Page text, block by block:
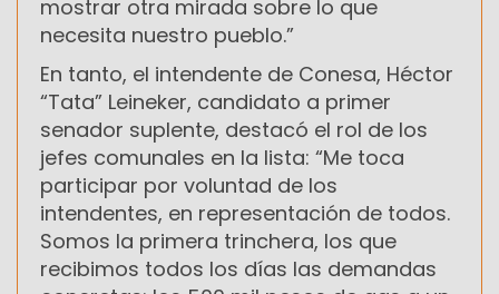
mostrar otra mirada sobre lo que
necesita nuestro pueblo.”
En tanto, el intendente de Conesa, Héctor
“Tata” Leineker, candidato a primer
senador suplente, destacó el rol de los
jefes comunales en la lista: “Me toca
participar por voluntad de los
intendentes, en representación de todos.
Somos la primera trinchera, los que
recibimos todos los días las demandas